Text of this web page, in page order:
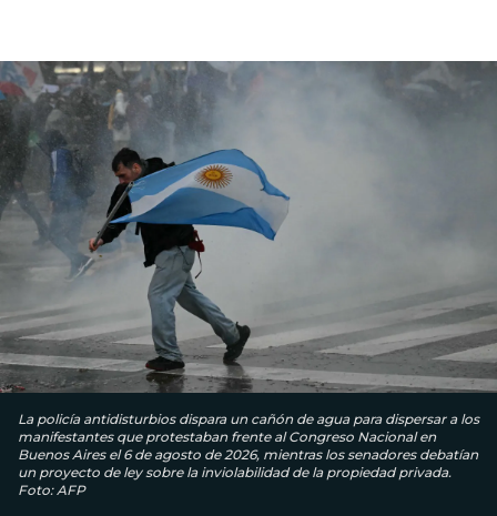
La policía antidisturbios dispara un cañón de agua para dispersar a los
manifestantes que protestaban frente al Congreso Nacional en
Buenos Aires el 6 de agosto de 2026, mientras los senadores debatían
un proyecto de ley sobre la inviolabilidad de la propiedad privada.
Foto: AFP